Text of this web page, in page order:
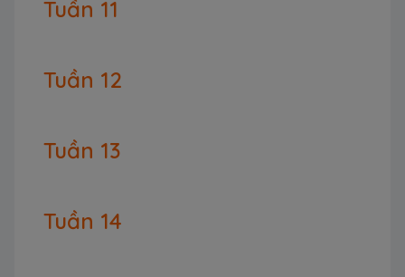
Tuần 11
Tuần 12
Tuần 13
Tuần 14